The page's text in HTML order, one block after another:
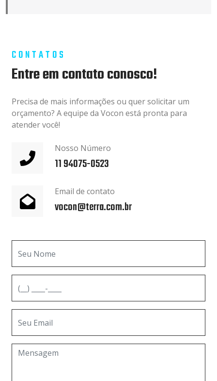
CONTATOS
Entre em contato conosco!
Precisa de mais informações ou quer solicitar um
orçamento? A equipe da Vocon está pronta para
atender você!
Nosso Número
11 94075-0523
Email de contato
vocon@terra.com.br